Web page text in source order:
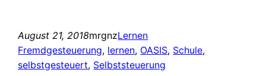
August 21, 2018mrgnzLernen
Fremdgesteuerung, lernen, OASIS, Schule
selbstgesteuert, Selbststeuerung